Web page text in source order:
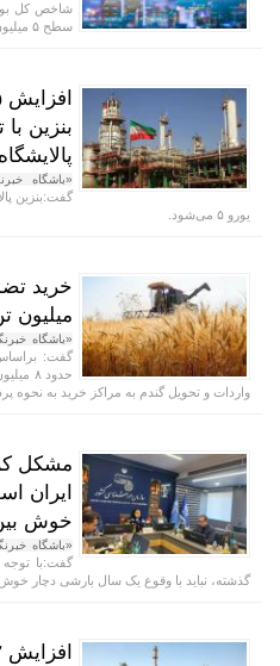
سطح ۵ میلیون و ۶۵۴ واحدی قرار گرفت.
«باشگاه
گفت:بنزین
یورو ۵ می‌شود.
میلیون
«باشگاه
گفت:
حدود
واردات و تحویل گندم به مراکز خرید به نحوه
مشکل کم
ایران
خوش
«باشگاه
گفت:با
گذشته، نباید با وقوع یک سال بارشی دچار